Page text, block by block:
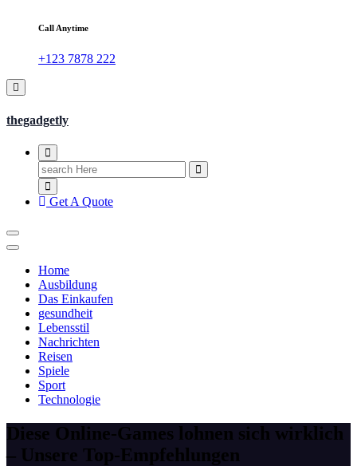
Call Anytime
+123 7878 222
thegadgetly
Search
for:
Get A Quote
Home
Ausbildung
Das Einkaufen
gesundheit
Lebensstil
Nachrichten
Reisen
Spiele
Sport
Technologie
Diese Online-Games lohnen sich wirklich
– Unsere Top-Empfehlungen